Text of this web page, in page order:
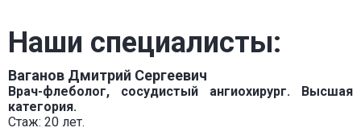
Наши специалисты:
Ваганов Дмитрий Сергеевич
Врач-флеболог, сосудистый ангиохирург. Высшая
категория.
Стаж: 20 лет.